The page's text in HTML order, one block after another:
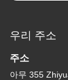
우리 주소
주소
아무 355